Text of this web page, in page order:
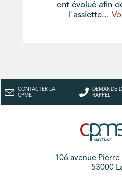
ont évolué afin
l'assiette...
CONTACTER LA
CPME
DEMANDE
RAPPEL
106 avenue
53000